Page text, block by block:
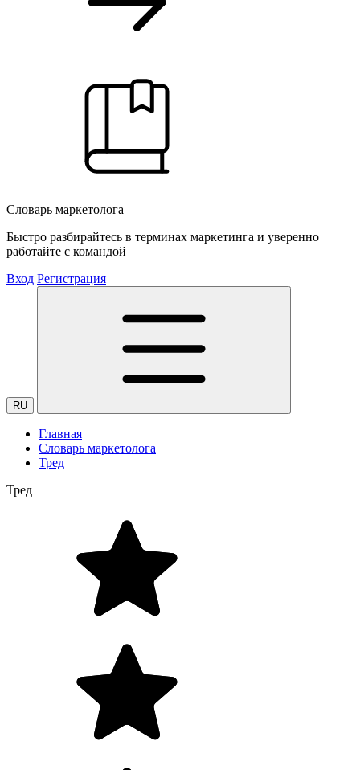
Словарь маркетолога
Быстро разбирайтесь в терминах маркетинга и уверенно
работайте с командой
Вход Регистрация
RU
Главная
Словарь маркетолога
Тред
Тред